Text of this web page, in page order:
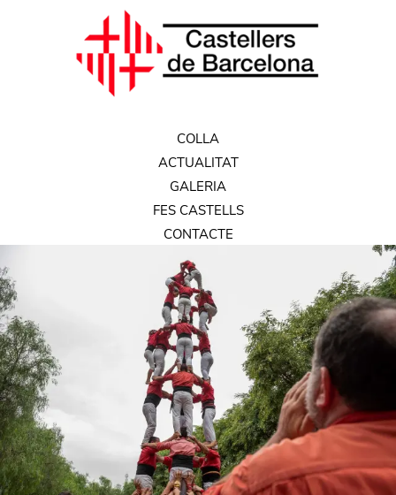
COLLA
ACTUALITAT
GALERIA
FES CASTELLS
CONTACTE